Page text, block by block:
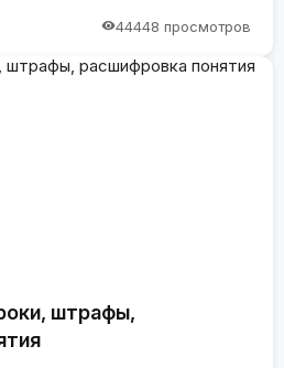
44448 просмотров
штрафы,